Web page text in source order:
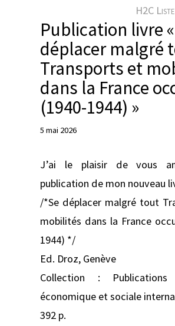
H2C
Publication livre
déplacer malgré
Transports et
dans la France
(1940-1944) »
5 mai 2026
J’ai le plaisir de vous
publication de mon nouveau
/*Se déplacer malgré tout
mobilités dans la France
1944) */
Ed. Droz, Genève
Collection : Publications
économique et sociale
392 p.